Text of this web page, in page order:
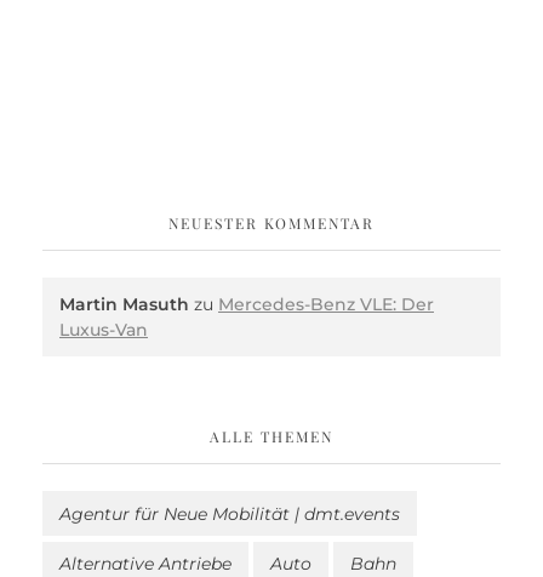
NEUESTER KOMMENTAR
Martin Masuth zu Mercedes-Benz VLE: Der
Luxus-Van
ALLE THEMEN
Agentur für Neue Mobilität | dmt.events
Alternative Antriebe Auto Bahn